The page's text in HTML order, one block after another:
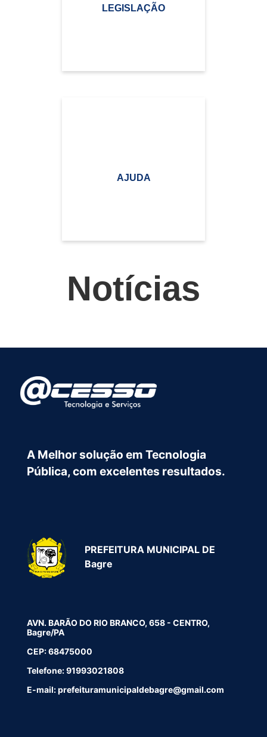
LEGISLAÇÃO
AJUDA
Notícias
A Melhor solução em Tecnologia
Pública, com excelentes resultados.
PREFEITURA MUNICIPAL DE
Bagre
AVN. BARÃO DO RIO BRANCO, 658 - CENTRO,
Bagre/PA
CEP: 68475000
Telefone: 91993021808
E-mail: prefeituramunicipaldebagre@gmail.com